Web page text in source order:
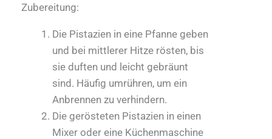
Zubereitung:
Die Pistazien in eine Pfanne geben
und bei mittlerer Hitze rösten, bis
sie duften und leicht gebräunt
sind. Häufig umrühren, um ein
Anbrennen zu verhindern.
Die gerösteten Pistazien in einen
Mixer oder eine Küchenmaschine